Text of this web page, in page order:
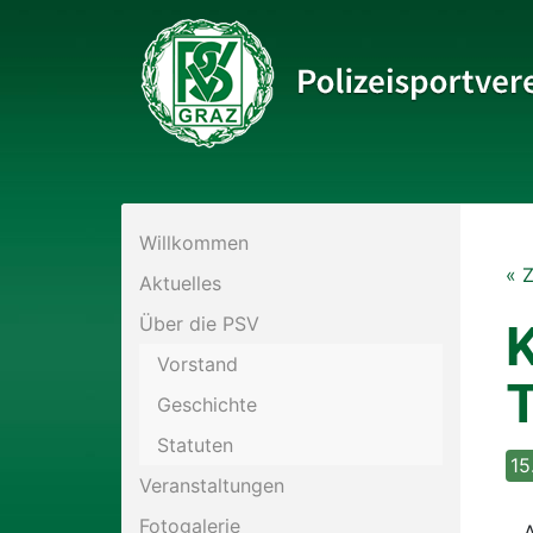
PSV Allgemein
Eis- und Stocksport
Historisches Fechten
Willkommen
Aktuelles
Über die PSV
Vorstand
Geschichte
Statuten
Veranstaltungen
Fotogalerie
«